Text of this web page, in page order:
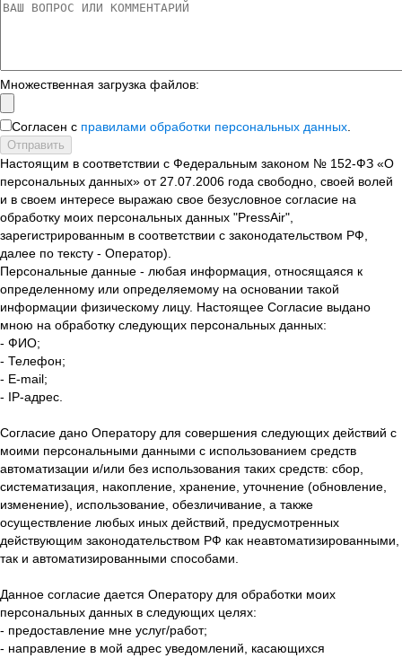
Множественная загрузка файлов:
Согласен с правилами обработки персональных данных.
Отправить
Настоящим в соответствии с Федеральным законом № 152-ФЗ «О
персональных данных» от 27.07.2006 года свободно, своей волей
и в своем интересе выражаю свое безусловное согласие на
обработку моих персональных данных "PressAir",
зарегистрированным в соответствии с законодательством РФ,
далее по тексту - Оператор).
Персональные данные - любая информация, относящаяся к
определенному или определяемому на основании такой
информации физическому лицу. Настоящее Согласие выдано
мною на обработку следующих персональных данных:
- ФИО;
- Телефон;
- E-mail;
- IP-адрес.
Согласие дано Оператору для совершения следующих действий с
моими персональными данными с использованием средств
автоматизации и/или без использования таких средств: сбор,
систематизация, накопление, хранение, уточнение (обновление,
изменение), использование, обезличивание, а также
осуществление любых иных действий, предусмотренных
действующим законодательством РФ как неавтоматизированными,
так и автоматизированными способами.
Данное согласие дается Оператору для обработки моих
персональных данных в следующих целях:
- предоставление мне услуг/работ;
- направление в мой адрес уведомлений, касающихся